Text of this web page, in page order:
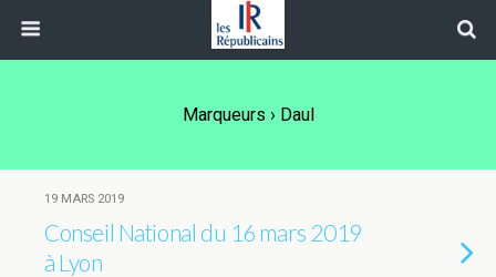
Marqueurs › Daul
19 MARS 2019
Conseil National du 16 mars 2019
à Lyon